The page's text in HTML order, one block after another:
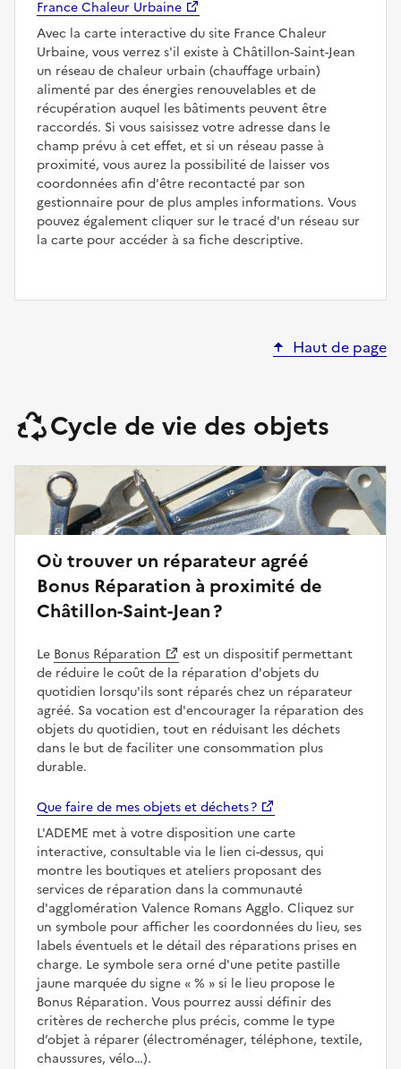
France Chaleur Urbaine
Avec la carte interactive du site France Chaleur
Urbaine, vous verrez s'il existe à Châtillon-Saint-Jean
un réseau de chaleur urbain (chauffage urbain)
alimenté par des énergies renouvelables et de
récupération auquel les bâtiments peuvent être
raccordés. Si vous saisissez votre adresse dans le
champ prévu à cet effet, et si un réseau passe à
proximité, vous aurez la possibilité de laisser vos
coordonnées afin d'être recontacté par son
gestionnaire pour de plus amples informations. Vous
pouvez également cliquer sur le tracé d'un réseau sur
la carte pour accéder à sa fiche descriptive.
Haut de page
Cycle de vie des objets
Où trouver un réparateur agréé
Bonus Réparation à proximité de
Châtillon-Saint-Jean ?
Le Bonus Réparation
est un dispositif permettant
de réduire le coût de la réparation d'objets du
quotidien lorsqu'ils sont réparés chez un réparateur
agréé. Sa vocation est d'encourager la réparation des
objets du quotidien, tout en réduisant les déchets
dans le but de faciliter une consommation plus
durable.
Que faire de mes objets et déchets ?
L'ADEME met à votre disposition une carte
interactive, consultable via le lien ci-dessus, qui
montre les boutiques et ateliers proposant des
services de réparation dans la communauté
d'agglomération Valence Romans Agglo. Cliquez sur
un symbole pour afficher les coordonnées du lieu, ses
labels éventuels et le détail des réparations prises en
charge. Le symbole sera orné d'une petite pastille
jaune marquée du signe
%
si le lieu propose le
Bonus Réparation. Vous pourrez aussi définir des
critères de recherche plus précis, comme le type
d’objet à réparer (électroménager, téléphone, textile,
chaussures, vélo…).